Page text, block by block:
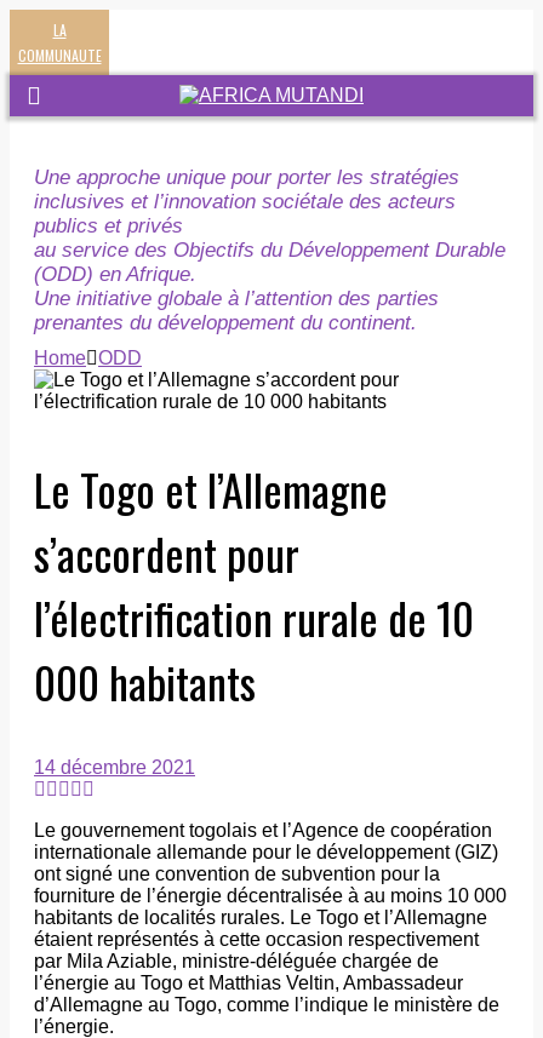
LA
COMMUNAUTE
Une approche unique pour porter les stratégies
inclusives et l’innovation sociétale des acteurs
publics et privés
au service des Objectifs du Développement Durable
(ODD) en Afrique.
Une initiative globale à l’attention des parties
prenantes du développement du continent.
Home ODD
Le Togo et l’Allemagne
s’accordent pour
l’électrification rurale de 10
000 habitants
14 décembre 2021
Le gouvernement togolais et l’Agence de coopération
internationale allemande pour le développement (GIZ)
ont signé une convention de subvention pour la
fourniture de l’énergie décentralisée à au moins 10 000
habitants de localités rurales. Le Togo et l’Allemagne
étaient représentés à cette occasion respectivement
par Mila Aziable, ministre-déléguée chargée de
l’énergie au Togo et Matthias Veltin, Ambassadeur
d’Allemagne au Togo, comme l’indique le ministère de
l’énergie.